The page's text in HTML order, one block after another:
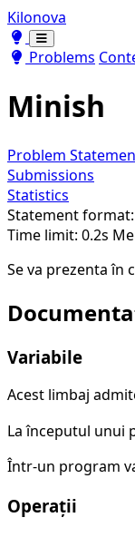
Kilonova
Toggle theme
Toggle theme
Problems
Minish
Problem
Submissions
Statistics
Statement format:
Time limit: 0.2s
Se va prezenta în
Variabile
Acest limbaj
La începutul unui
Într-un program
Operații